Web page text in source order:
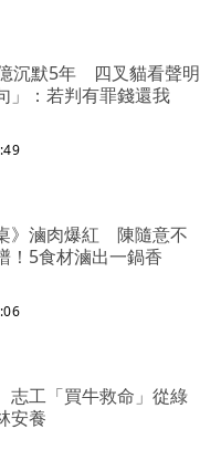
沉默5年 四叉貓看聲明
」：若判有罪錢還我
》滷肉爆紅 陳隨意不
！5食材滷出一鍋香
工「買牛救命」從綠
安養